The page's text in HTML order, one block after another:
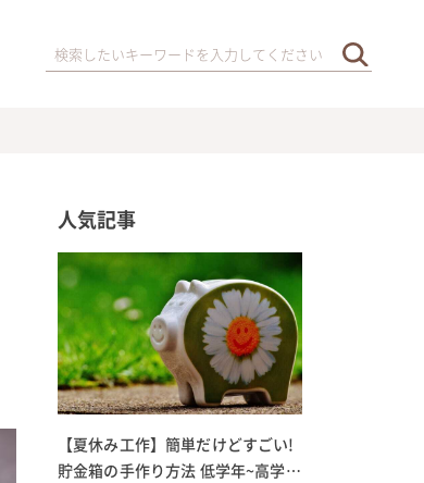
人気記事
【夏休み工作】簡単だけどすごい!
貯金箱の手作り方法 低学年~高学年